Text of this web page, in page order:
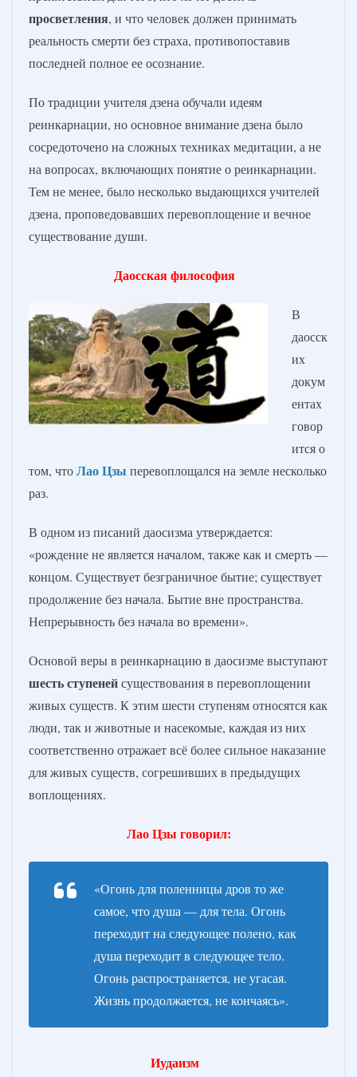
просветления, и что человек должен принимать
реальность смерти без страха, противопоставив
последней полное ее осознание.
По традиции учителя дзена обучали идеям
реинкарнации, но основное внимание дзена было
сосредоточено на сложных техниках медитации, а не
на вопросах, включающих понятие о реинкарнации.
Тем не менее, было несколько выдающихся учителей
дзена, проповедовавших перевоплощение и вечное
существование души.
Даосская философия
В
даосск
их
докум
ентах
говор
ится о
том, чтоЛао Цзы перевоплощался на земле несколько
раз.
В одном из писаний даосизма утверждается:
«рождение не является началом, также как и смерть —
концом. Существует безграничное бытие; существует
продолжение без начала. Бытие вне пространства.
Непрерывность без начала во времени».
Основой веры в реинкарнацию в даосизме выступают
шесть ступенейсуществования в перевоплощении
живых существ. К этим шести ступеням относятся как
люди, так и животные и насекомые, каждая из них
соответственно отражает всё более сильное наказание
для живых существ, согрешивших в предыдущих
воплощениях.
Лао Цзы говорил:
«Огонь для поленницы дров то же
самое, что душа — для тела. Огонь
переходит на следующее полено, как
душа переходит в следующее тело.
Огонь распространяется, не угасая.
Жизнь продолжается, не кончаясь».
Иудаизм